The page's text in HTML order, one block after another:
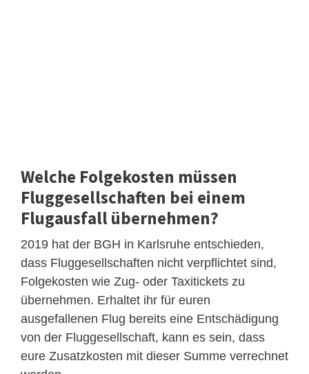
Welche Folgekosten müssen
Fluggesellschaften bei einem
Flugausfall übernehmen?
2019 hat der BGH in Karlsruhe entschieden,
dass Fluggesellschaften nicht verpflichtet sind,
Folgekosten wie Zug- oder Taxitickets zu
übernehmen. Erhaltet ihr für euren
ausgefallenen Flug bereits eine Entschädigung
von der Fluggesellschaft, kann es sein, dass
eure Zusatzkosten mit dieser Summe verrechnet